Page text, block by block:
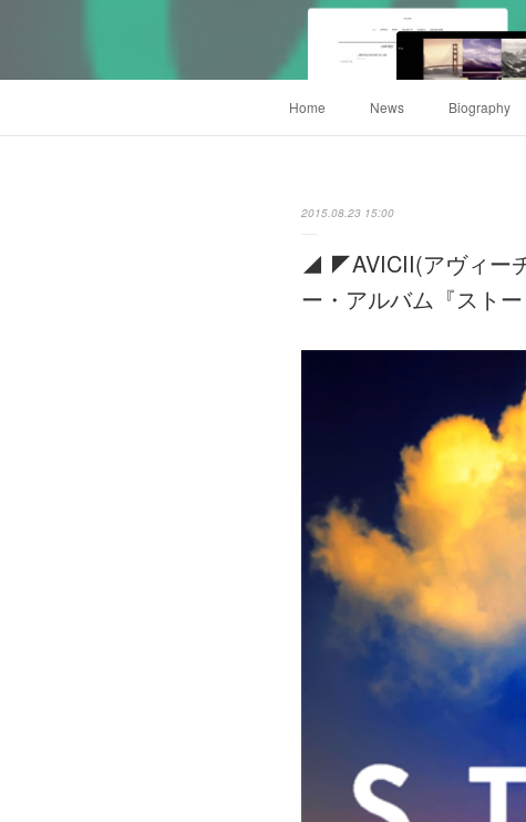
Home News Biography
2015.08.23 15:00
◢ ◤AVICII(アヴィー
ー・アルバム『スト